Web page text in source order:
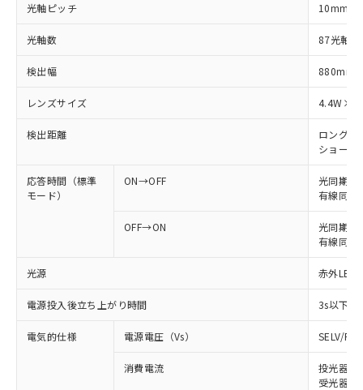
光軸ピッチ 10mm
光軸数 87光軸
検出幅 880mm
レンズサイズ
検出距離
ロング
ショート
応答時間（標準
モード）
ON→OFF
光同期:
有線同期
OFF→ON
光同期:
有線同期
光源 赤外LED
電源投入後立ち上がり時間 3s以下
電気的仕様 電源電圧（Vs） SELV/
消費電流
投光器:
受光器: